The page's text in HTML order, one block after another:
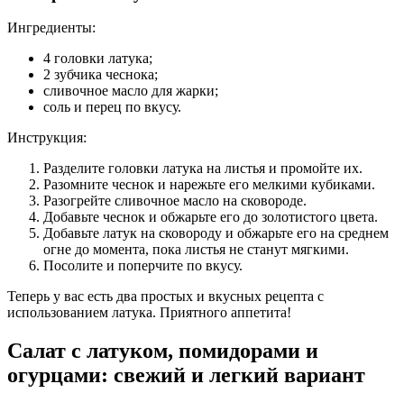
Ингредиенты:
4 головки латука;
2 зубчика чеснока;
сливочное масло для жарки;
соль и перец по вкусу.
Инструкция:
Разделите головки латука на листья и промойте их.
Разомните чеснок и нарежьте его мелкими кубиками.
Разогрейте сливочное масло на сковороде.
Добавьте чеснок и обжарьте его до золотистого цвета.
Добавьте латук на сковороду и обжарьте его на среднем
огне до момента, пока листья не станут мягкими.
Посолите и поперчите по вкусу.
Теперь у вас есть два простых и вкусных рецепта с
использованием латука. Приятного аппетита!
Салат с латуком, помидорами и
огурцами: свежий и легкий вариант